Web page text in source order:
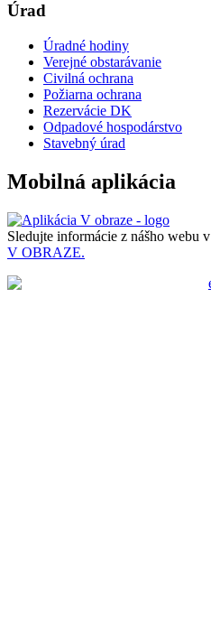
Úrad
Úradné hodiny
Verejné obstarávanie
Civilná ochrana
Požiarna ochrana
Rezervácie DK
Odpadové hospodárstvo
Stavebný úrad
Mobilná aplikácia
Sledujte informácie z nášho webu v
V OBRAZE.